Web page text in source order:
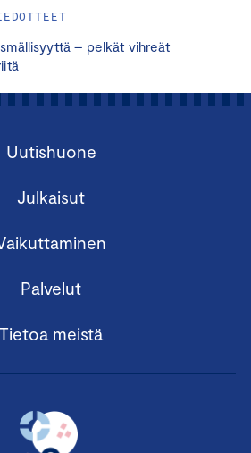
– pelkät vihreät
Uutishuone
Julkaisut
Palvelut
Tietoa meistä